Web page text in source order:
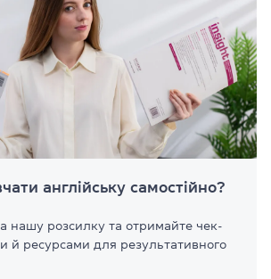
англійську самостійно?
нашу розсилку та отримайте чек-
й ресурсами для результативного